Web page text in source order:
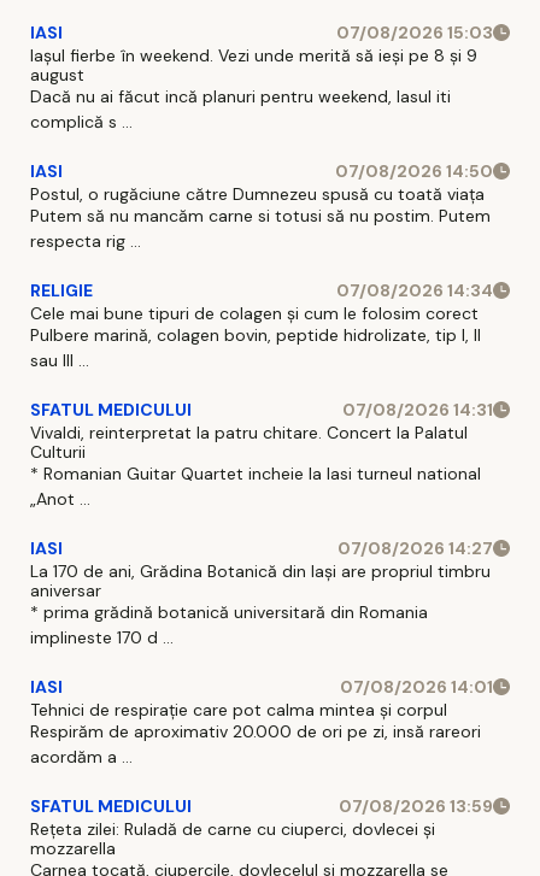
IASI
07/08/2026 15:03
Iașul fierbe în weekend. Vezi unde merită să ieși pe 8 și 9
august
Dacă nu ai făcut incă planuri pentru weekend, Iasul iti
complică s ...
IASI
07/08/2026 14:50
Postul, o rugăciune către Dumnezeu spusă cu toată viața
Putem să nu mancăm carne si totusi să nu postim. Putem
respecta rig ...
RELIGIE
07/08/2026 14:34
Cele mai bune tipuri de colagen și cum le folosim corect
Pulbere marină, colagen bovin, peptide hidrolizate, tip I, II
sau III ...
SFATUL MEDICULUI
07/08/2026 14:31
Vivaldi, reinterpretat la patru chitare. Concert la Palatul
Culturii
* Romanian Guitar Quartet incheie la Iasi turneul national
„Anot ...
IASI
07/08/2026 14:27
La 170 de ani, Grădina Botanică din Iași are propriul timbru
aniversar
* prima grădină botanică universitară din Romania
implineste 170 d ...
IASI
07/08/2026 14:01
Tehnici de respirație care pot calma mintea și corpul
Respirăm de aproximativ 20.000 de ori pe zi, insă rareori
acordăm a ...
SFATUL MEDICULUI
07/08/2026 13:59
Rețeta zilei: Ruladă de carne cu ciuperci, dovlecei și
mozzarella
Carnea tocată, ciupercile, dovlecelul si mozzarella se